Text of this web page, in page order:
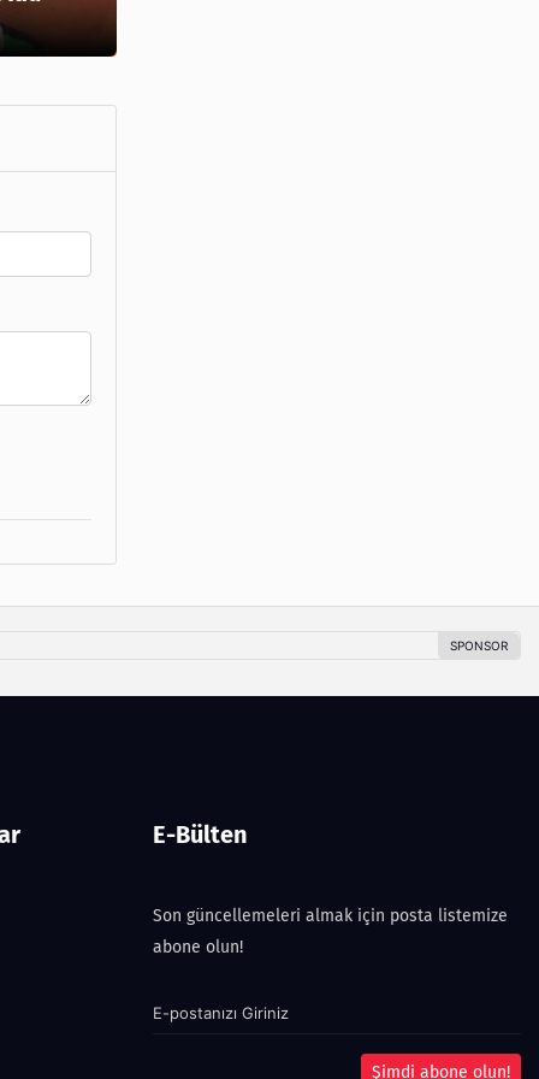
E-Bülten
Son güncellemeleri almak için posta listemize
abone olun!
Şimdi abone olun!